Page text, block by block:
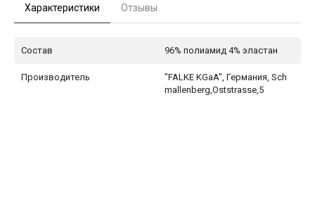
Характеристики Отзывы
Состав 96% полиамид 4% эластан
Производитель
"FALKE KGaA", Германия, Sch
mallenberg,Oststrasse,5